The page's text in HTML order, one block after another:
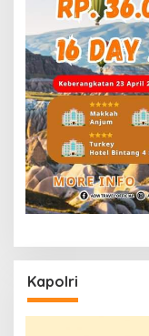
Kapolri